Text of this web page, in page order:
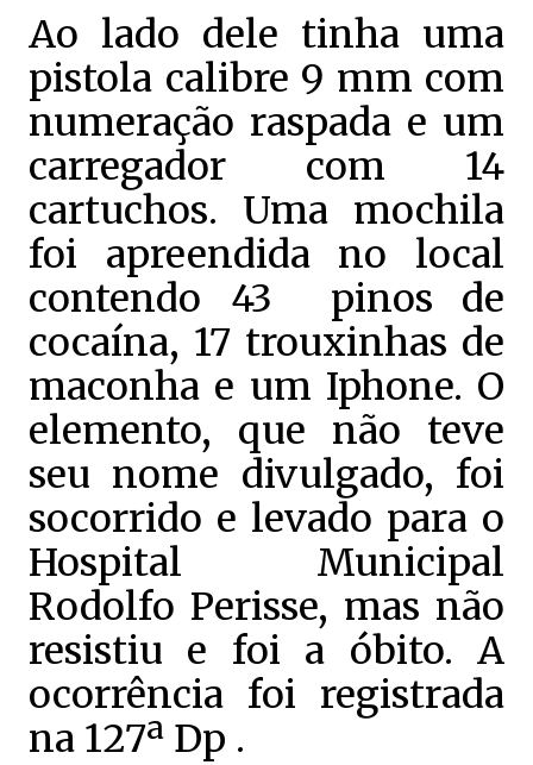
Ao lado dele tinha uma
pistola calibre 9 mm com
numeração raspada e um
carregador com 14
cartuchos. Uma mochila
foi apreendida no local
contendo 43 pinos de
cocaína, 17 trouxinhas de
maconha e um Iphone. O
elemento, que não teve
seu nome divulgado, foi
socorrido e levado para o
Hospital Municipal
Rodolfo Perisse, mas não
resistiu e foi a óbito. A
ocorrência foi registrada
na 127ª Dp .